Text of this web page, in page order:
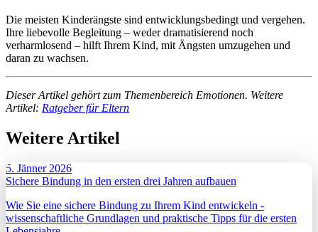
Die meisten Kinderängste sind entwicklungsbedingt und vergehen.
Ihre liebevolle Begleitung – weder dramatisierend noch
verharmlosend – hilft Ihrem Kind, mit Ängsten umzugehen und
daran zu wachsen.
Dieser Artikel gehört zum Themenbereich Emotionen. Weitere
Artikel: Ratgeber für Eltern
Weitere Artikel
5. Jänner 2026
Sichere Bindung in den ersten drei Jahren aufbauen
Wie Sie eine sichere Bindung zu Ihrem Kind entwickeln -
wissenschaftliche Grundlagen und praktische Tipps für die ersten